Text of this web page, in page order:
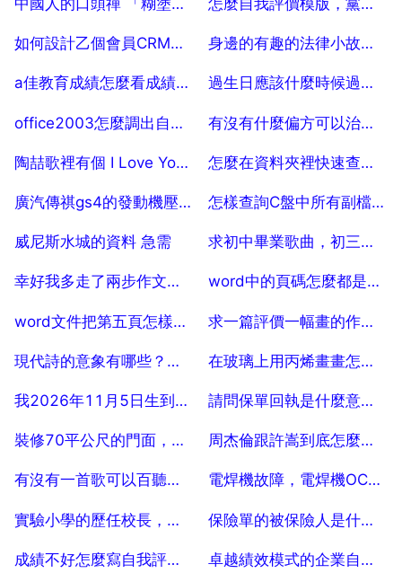
中國人的口頭禪 「糊塗蟲」英語怎麼說
2025-07-18
怎麼自我評價模版，黨員個人自我評價 通用版 模板
2025-07-18
如何設計乙個會員CRM系統
2025-07-18
身邊的有趣的法律小故事，有趣的經濟方面的小故事
2025-07-18
a佳教育成績怎麼看成績啊！
2025-07-18
過生日應該什麼時候過最好啊？？？
2025-07-18
office2003怎麼調出自定義快速訪問工具欄
2025-07-18
有沒有什麼偏方可以治脫髮，頭上少了一塊頭髮
2025-07-18
陶喆歌裡有個 I Love You的歌名叫什麼？
2025-07-18
怎麼在資料夾裡快速查詢檔案
2025-07-18
廣汽傳祺gs4的發動機壓縮比是多少
2025-07-18
怎樣查詢C盤中所有副檔名為 doc的檔案
2025-07-18
威尼斯水城的資料 急需
2025-07-18
求初中畢業歌曲，初三畢業歌曲
2025-07-18
幸好我多走了兩步作文素材
2025-07-18
word中的頁碼怎麼都是乙個數啊，怎麼改？謝謝
2025-07-18
word文件把第五頁怎樣設定成第一頁 精簡的回答
2025-07-18
求一篇評價一幅畫的作文300字
2025-07-18
現代詩的意象有哪些？什麼是詩歌的意象
2025-07-18
在玻璃上用丙烯畫畫怎麼擦掉啊？
2025-07-18
我2026年11月5日生到什麼時候才演算法律意義上的16週歲和18週歲？
2025-07-18
請問保單回執是什麼意思，保單回執是什麼
2025-07-18
裝修70平公尺的門面，開理髮店，大概多少錢
2025-07-18
周杰倫跟許嵩到底怎麼回事啊
2025-07-18
有沒有一首歌可以百聽不厭？
2025-07-18
電焊機故障，電焊機OC代表什麼故障
2025-07-18
實驗小學的歷任校長，咸寧市實驗小學的歷屆領導
2025-07-18
保險單的被保險人是什麼意思？
2025-07-18
成績不好怎麼寫自我評價（初三） 卓越績效模式的企業自我評價計劃該怎麼做？ 10